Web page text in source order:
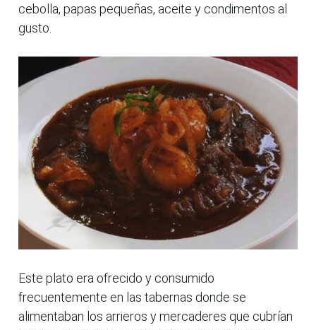
cebolla, papas pequeñas, aceite y condimentos al
gusto.
Este plato era ofrecido y consumido
frecuentemente en las tabernas donde se
alimentaban los arrieros y mercaderes que cubrían